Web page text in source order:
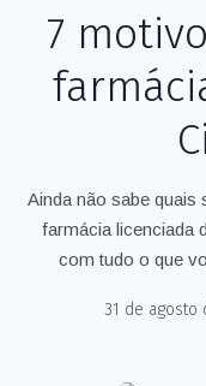
7
Ainda não sabe
farmácia licenciada
com tudo o que
31 de agosto